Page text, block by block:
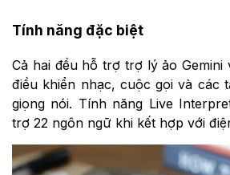
Tính năng đặc biệt
Cả hai đều hỗ trợ trợ lý ảo Gemini
điều khiển nhạc, cuộc gọi và các
giọng nói. Tính năng Live
trợ 22 ngôn ngữ khi kết hợp với